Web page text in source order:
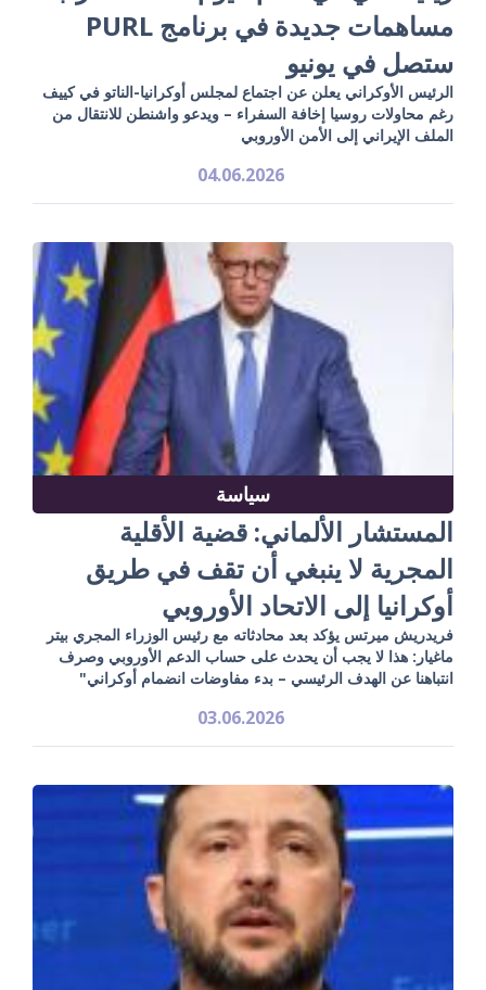
مساهمات جديدة في برنامج PURL
ستصل في يونيو
الرئيس الأوكراني يعلن عن اجتماع لمجلس أوكرانيا-الناتو في كييف
رغم محاولات روسيا إخافة السفراء – ويدعو واشنطن للانتقال من
الملف الإيراني إلى الأمن الأوروبي
04.06.2026
سياسة
المستشار الألماني: قضية الأقلية
المجرية لا ينبغي أن تقف في طريق
أوكرانيا إلى الاتحاد الأوروبي
فريدريش ميرتس يؤكد بعد محادثاته مع رئيس الوزراء المجري بيتر
ماغيار: هذا لا يجب أن يحدث على حساب الدعم الأوروبي وصرف
انتباهنا عن الهدف الرئيسي – بدء مفاوضات انضمام أوكراني"
03.06.2026